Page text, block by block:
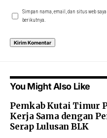
Simpan nama, email, dan situs web
berikutnya.
You Might Also Like
Pemkab Kutai Timur
Kerja Sama dengan
Serap Lulusan BLK